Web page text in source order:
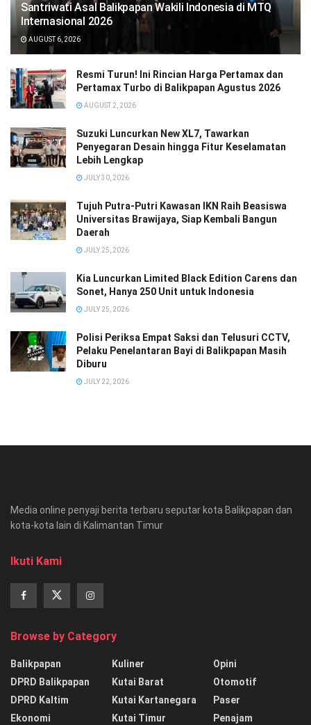
Santriwati Asal Balikpapan Wakili Indonesia di MTQ
Internasional 2026
AUGUST 6, 2026
Resmi Turun! Ini Rincian Harga Pertamax dan
Pertamax Turbo di Balikpapan Agustus 2026
AUGUST 2, 2026
Suzuki Luncurkan New XL7, Tawarkan
Penyegaran Desain hingga Fitur Keselamatan
Lebih Lengkap
JULY 30, 2026
Tujuh Putra-Putri Kawasan IKN Raih Beasiswa
Universitas Brawijaya, Siap Kembali Bangun
Daerah
JULY 25, 2026
Kia Luncurkan Limited Black Edition Carens dan
Sonet, Hanya 250 Unit untuk Indonesia
JULY 25, 2026
Polisi Periksa Empat Saksi dan Telusuri CCTV,
Pelaku Penelantaran Bayi di Balikpapan Masih
Diburu
JULY 22, 2026
Media online penyaji berita terbaru seputar kota Balikpapan dan
kota-kota lain di Kalimantan Timur
Ikuti Kami
Browse by Category
Balikpapan
DPRD Balikpapan
DPRD Kaltim
Ekonomi
Kuliner
Kutai Barat
Kutai Kartanegara
Kutai Timur
Opini
Otomotif
Paser
Penajam